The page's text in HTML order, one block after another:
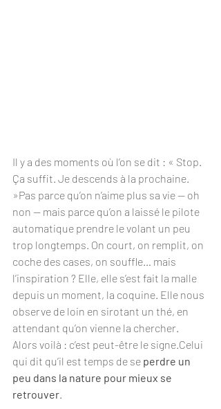
Il y a des moments où l’on se dit : « Stop.
Ça suffit. Je descends à la prochaine.
»Pas parce qu’on n’aime plus sa vie — oh
non — mais parce qu’on a laissé le pilote
automatique prendre le volant un peu
trop longtemps. On court, on remplit, on
coche des cases, on souffle… mais
l’inspiration ? Elle, elle s’est fait la malle
depuis un moment, la coquine. Elle nous
observe de loin en sirotant un thé, en
attendant qu’on vienne la chercher.
Alors voilà : c’est peut-être le signe.Celui
qui dit qu’il est temps de se perdre un
peu dans la nature pour mieux se
retrouver